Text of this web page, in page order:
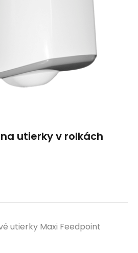
utierky v rolkách
utierky Maxi Feedpoint